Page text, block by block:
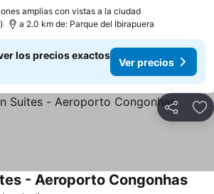
amplias con vistas a la ciudad
a 2.0 km de: Parque del Ibirapuera
los precios exactos
Ver precios
Compartir
- Aeroporto Congonhas